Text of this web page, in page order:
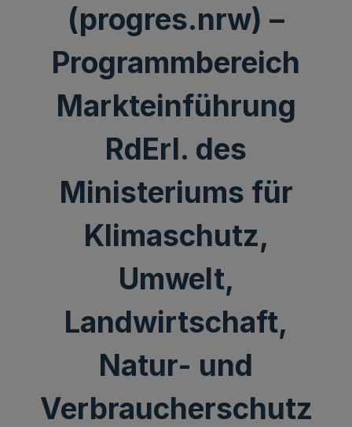
(progres.nrw) –
Programmbereich
Markteinführung
RdErl. des
Ministeriums für
Klimaschutz,
Umwelt,
Landwirtschaft,
Natur- und
Verbraucherschutz